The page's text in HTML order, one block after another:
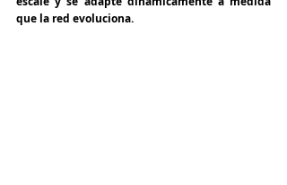
que la red evoluciona.